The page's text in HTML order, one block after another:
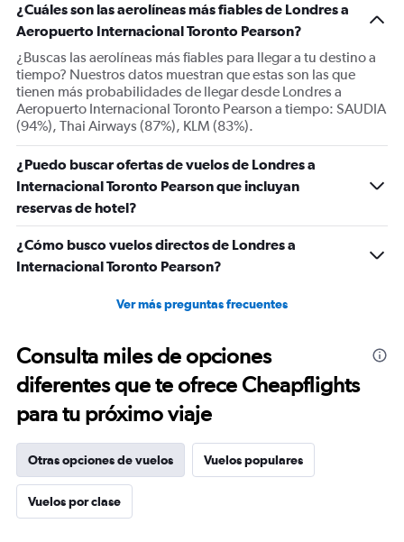
Y
axis
displaying
Number
of
flights.
Range:
0
180.
¿Cuáles son las aerolíneas más fiables de Londres a
Aeropuerto Internacional Toronto Pearson?
¿Buscas las aerolíneas más fiables para llegar a tu destino a
tiempo? Nuestros datos muestran que estas son las que
tienen más probabilidades de llegar desde Londres a
Aeropuerto Internacional Toronto Pearson a tiempo: SAUDIA
(94%), Thai Airways (87%), KLM (83%).
¿Puedo buscar ofertas de vuelos de Londres a
Internacional Toronto Pearson que incluyan
reservas de hotel?
¿Cómo busco vuelos directos de Londres a
Internacional Toronto Pearson?
Ver más preguntas frecuentes
Consulta miles de opciones
diferentes que te ofrece Cheapflights
para tu próximo viaje
Otras opciones de vuelos Vuelos populares
Vuelos por clase